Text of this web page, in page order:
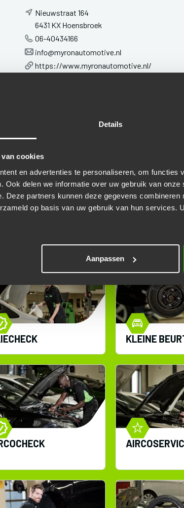
Details
cookies
en advertenties te personaliseren, om functies
Ook delen we informatie over uw gebruik van
Deze partners kunnen deze gegevens
op basis van uw gebruik van hun services.
Aanpassen
Nieuwstraat 164
6431 KX Hoensbroek
06-40434166
info@myronautomotive.nl
https://www.myronautomotive.nl/
KUN JE
KLEINE